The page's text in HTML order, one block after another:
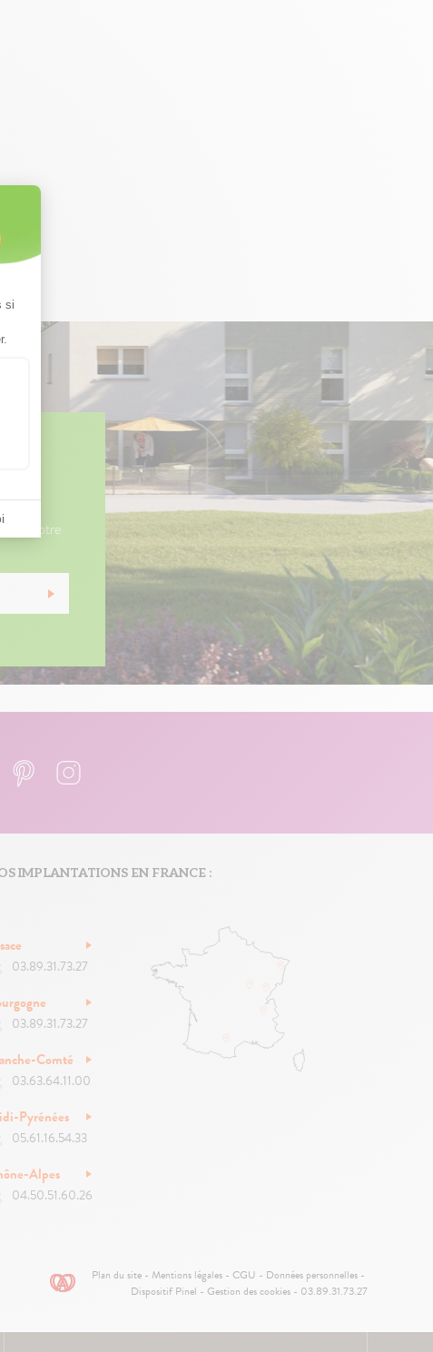
dans votre
IMPLANTATIONS EN FRANCE :
03.89.31.73.27
03.89.31.73.27
Comté
03.63.64.11.00
Pyrénées
05.61.16.54.33
Alpes
04.50.51.60.26
de
Plan du site Mentions légales CGU
Données personnelles
Dispositif Pinel
Gestion des cookies 03.89.31.73.27